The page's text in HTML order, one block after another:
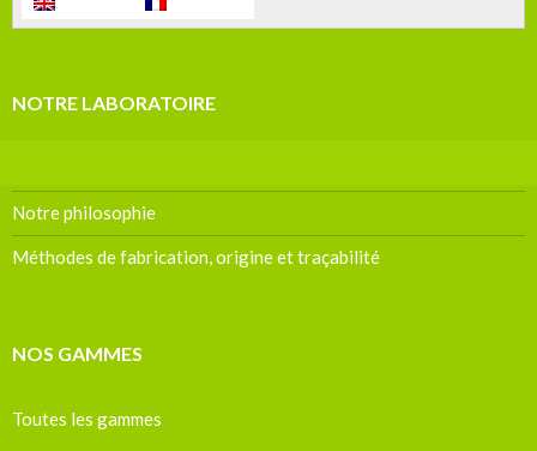
+33 (0)4 92 92 28 70
Laissez-nous vos coordonnées pour recevoir plus d'informations
NOTRE LABORATOIRE
Notre philosophie
Méthodes de fabrication, origine et traçabilité
NOS GAMMES
Toutes les gammes